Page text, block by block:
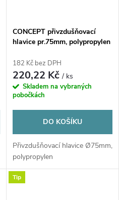
CONCEPT přivzdušňovací
hlavice pr.75mm, polypropylen
182 Kč bez DPH
220,22 Kč/ ks
Skladem na vybraných
pobočkách
DO KOŠÍKU
Přivzdušňovací hlavice Ø75mm,
polypropylen
Tip